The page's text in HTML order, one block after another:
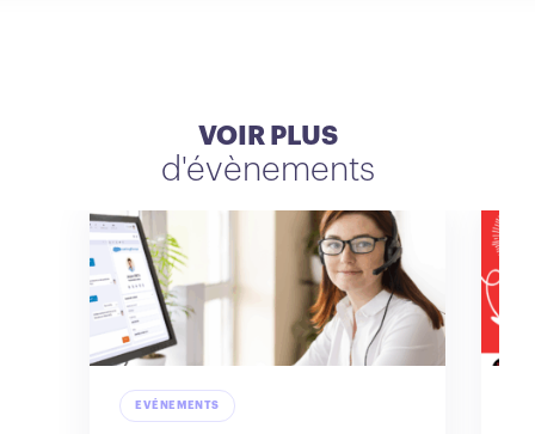
VOIR PLUS
d'évènements
EVÉNEMENTS